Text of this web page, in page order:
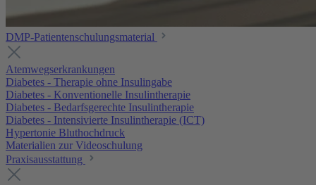
DMP-Patientenschulungsmaterial
Atemwegserkrankungen
Diabetes - Therapie ohne Insulingabe
Diabetes - Konventionelle Insulintherapie
Diabetes - Bedarfsgerechte Insulintherapie
Diabetes - Intensivierte Insulintherapie (ICT)
Hypertonie Bluthochdruck
Materialien zur Videoschulung
Praxisausstattung